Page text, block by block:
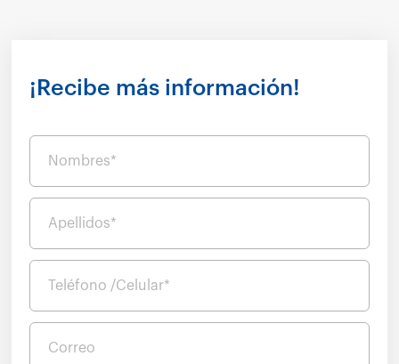
¡Recibe más información!
Nombres*
Apellidos*
Teléfono /Celular*
Correo